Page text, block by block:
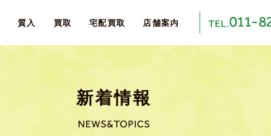
質入 買取 宅配買取 店舗案内
新着情報